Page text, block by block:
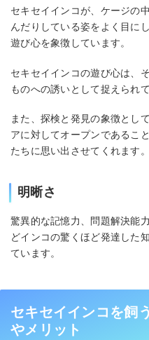
セキセイインコが、ケージの
んだりしている姿をよく目に
遊び心を象徴しています。
セキセイインコの遊び心は、
ものへの誘いとして捉えられ
また、探検と発見の象徴とし
アに対してオープンであるこ
たちに思い出させてくれます。
明晰さ
驚異的な記憶力、問題解決能
どインコの驚くほど発達した
ています。
セキセイインコを飼
やメリット